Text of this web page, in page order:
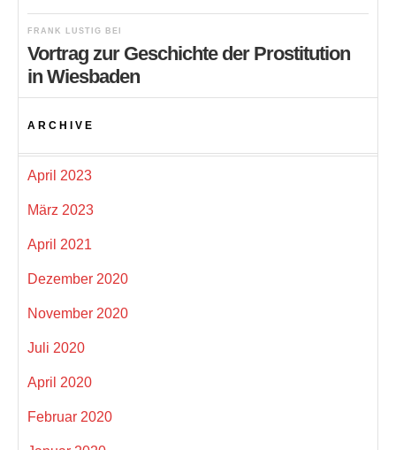
FRANK LUSTIG BEI
Vortrag zur Geschichte der Prostitution
in Wiesbaden
ARCHIVE
April 2023
März 2023
April 2021
Dezember 2020
November 2020
Juli 2020
April 2020
Februar 2020